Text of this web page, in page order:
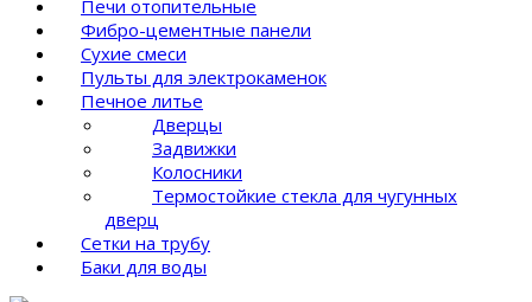
Печи отопительные
Фибро-цементные панели
Сухие смеси
Пульты для электрокаменок
Печное литье
Дверцы
Задвижки
Колосники
Термостойкие стекла для чугунных
дверц
Сетки на трубу
Баки для воды